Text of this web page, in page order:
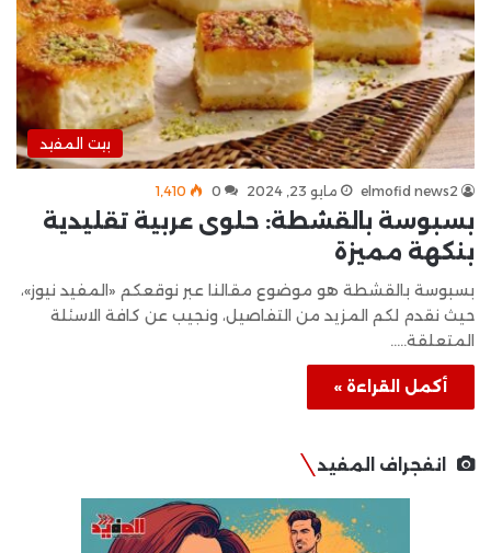
بيت المفيد
elmofid news2 مايو 23, 2024 0 1٬410
بسبوسة بالقشطة: حلوى عربية تقليدية
بنكهة مميزة
بسبوسة بالقشطة هو موضوع مقالنا عبر نوقعكم «المفيد نيوز»،
حيث نقدم لكم المزيد من التفاصيل، ونجيب عن كافة الاسئلة
المتعلقة..…
أكمل القراءة »
انفجراف المفيد